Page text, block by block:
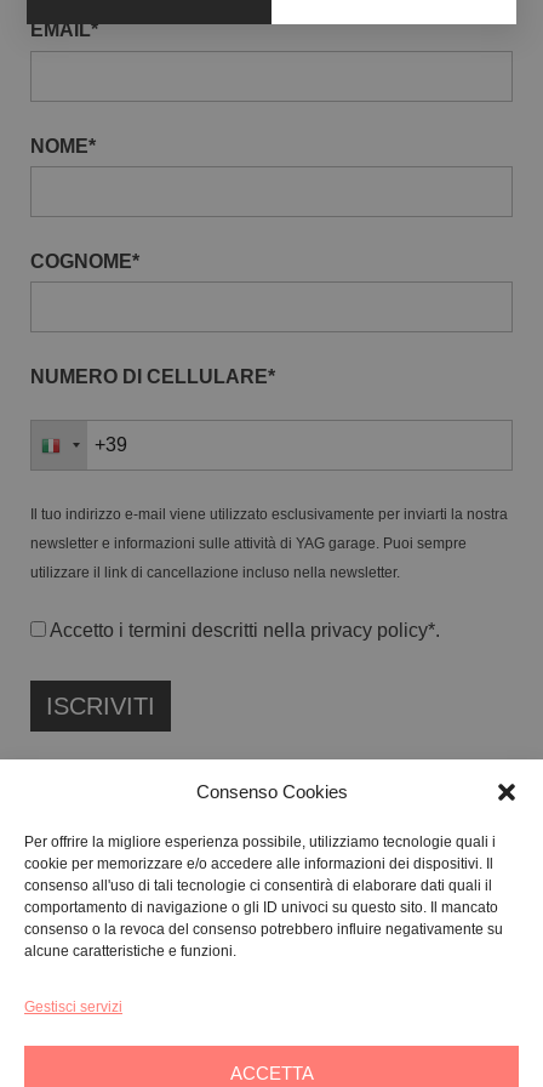
Consenso Cookies
Per offrire la migliore esperienza possibile, utilizziamo tecnologie quali i
cookie per memorizzare e/o accedere alle informazioni dei dispositivi. Il
consenso all'uso di tali tecnologie ci consentirà di elaborare dati quali il
comportamento di navigazione o gli ID univoci su questo sito. Il mancato
consenso o la revoca del consenso potrebbero influire negativamente su
alcune caratteristiche e funzioni.
Gestisci servizi
ACCETTA
EMAIL*
NOME*
COGNOME*
NUMERO DI CELLULARE*
Il tuo indirizzo e-mail viene utilizzato esclusivamente per inviarti la nostra
newsletter e informazioni sulle attività di YAG garage. Puoi sempre
utilizzare il link di cancellazione incluso nella newsletter.
Accetto i termini descritti nella privacy policy*.
FONDAZIONE ETIPUBLICA ENTE FILANTROPICO ETS
ISCRITTA AL RUNTS N. 103422
CF:91134080687
GALLERY:
SEDE LEGALE:VIALE G. BOVIO, 235 – 65124, PESCARA
+39 085 7951672